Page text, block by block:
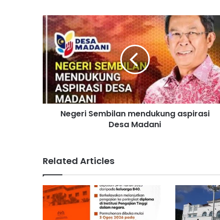
N
g
e
m
m
e
n
d
Negeri Sembilan mendukung aspirasi
Desa Madani
Related Articles